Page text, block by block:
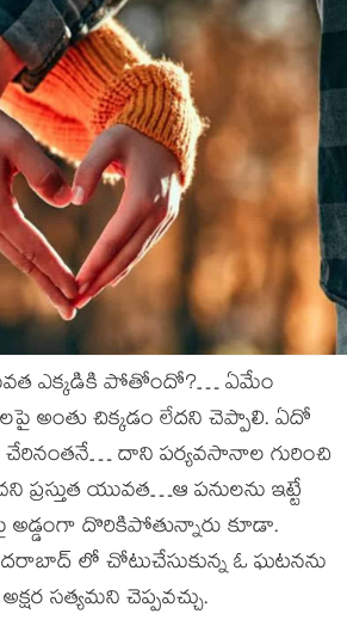
ఎక్కడికి పోతోందో?… ఏమేం
అంతు చిక్కడం లేదని చెప్పాలి. ఏదో
చేరినంతనే… దాని పర్యవసానాల గురించి
యువత…ఆ పనులను ఇట్టే
అడ్డంగా దొరికిపోతున్నారు కూడా.
లో చోటుచేసుకున్న ఓ ఘటనను
సత్యమని చెప్పవచ్చు.